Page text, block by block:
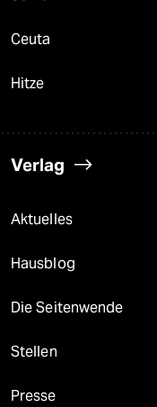
Ceuta
Hitze
Verlag
Aktuelles
Hausblog
Die Seitenwende
Stellen
Presse